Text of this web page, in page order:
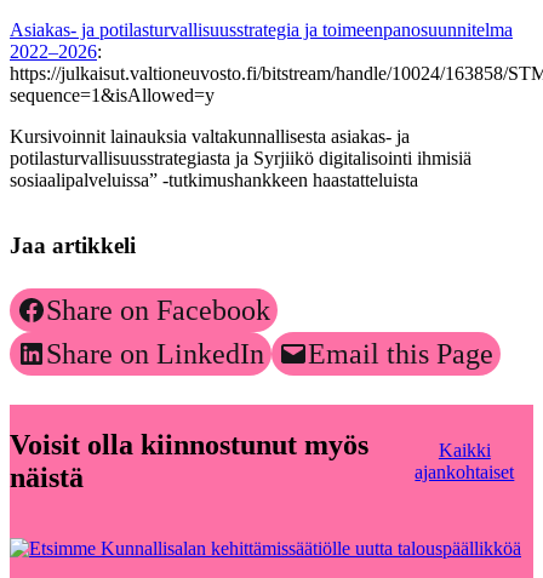
Asiakas- ja potilasturvallisuusstrategia ja toimeenpanosuunnitelma
2022–2026:
https://julkaisut.valtioneuvosto.fi/bitstream/handle/10024/163858/
sequence=1&isAllowed=y
Kursivoinnit lainauksia valtakunnallisesta asiakas- ja
potilasturvallisuusstrategiasta ja Syrjiikö digitalisointi ihmisiä
sosiaalipalveluissa” -tutkimushankkeen haastatteluista
Jaa artikkeli
Share on Facebook
Share on LinkedIn
Email this Page
Voisit olla kiinnostunut myös
näistä
Kaikki
ajankohtaiset